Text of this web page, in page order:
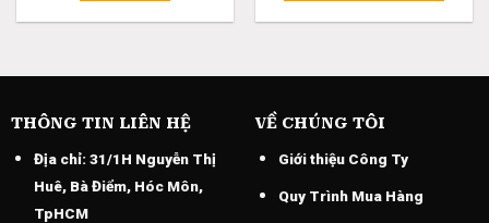
THÔNG TIN LIÊN HỆ
Địa chỉ:31/1H Nguyễn Thị
Huê, Bà Điểm, Hóc Môn,
TpHCM
VỀ CHÚNG TÔI
Giới thiệu Công Ty
Quy Trình Mua Hàng